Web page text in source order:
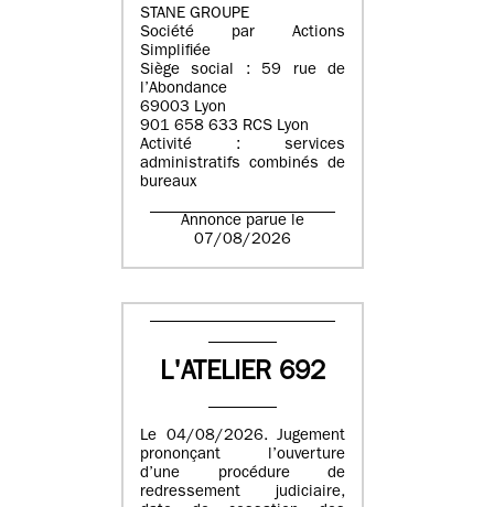
STANE GROUPE
Société par Actions
Simplifiée
Siège social : 59 rue de
l’Abondance
69003 Lyon
901 658 633 RCS Lyon
Activité : services
administratifs combinés de
bureaux
Annonce parue le
07/08/2026
L'ATELIER 692
Le 04/08/2026. Jugement
prononçant l’ouverture
d’une procédure de
redressement judiciaire,